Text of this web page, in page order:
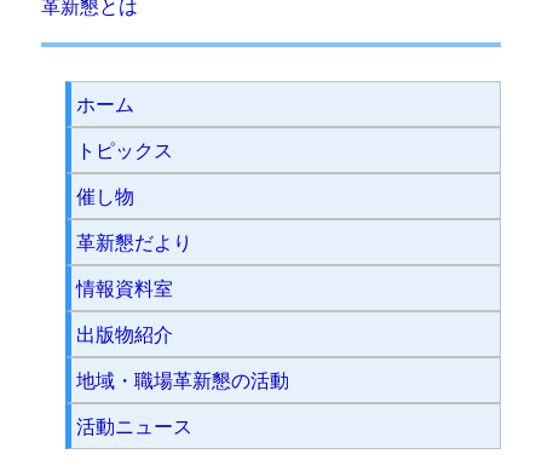
革新懇とは
ホーム
トピックス
催し物
革新懇だより
情報資料室
出版物紹介
地域・職場革新懇の活動
活動ニュース